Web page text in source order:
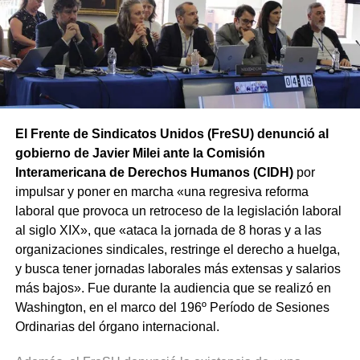
provincias en el marco de la Jornada Nacional de Lucha
convocada por el sindicato.
El Frente de Sindicatos Unidos (FreSU) denunció al
gobierno de Javier Milei ante la Comisión
Interamericana de Derechos Humanos (CIDH)por
impulsar y poner en marcha «una regresiva reforma
laboral que provoca un retroceso de la legislación laboral
al siglo XIX», que «ataca la jornada de 8 horas y a las
organizaciones sindicales, restringe el derecho a huelga,
y busca tener jornadas laborales más extensas y salarios
más bajos». Fue durante la audiencia que se realizó en
Washington, en el marco del 196º Período de Sesiones
Ordinarias del órgano internacional.